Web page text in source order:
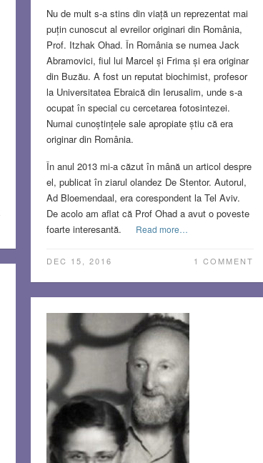
Nu de mult s-a stins din viață un reprezentat mai
puțin cunoscut al evreilor originari din România,
Prof. Itzhak Ohad. În România se numea Jack
Abramovici, fiul lui Marcel și Frima și era originar
din Buzău. A fost un reputat biochimist, profesor
la Universitatea Ebraică din Ierusalim, unde s-a
ocupat în special cu cercetarea fotosintezei.
Numai cunoștințele sale apropiate știu că era
originar din România.
În anul 2013 mi-a căzut în mână un articol despre
el, publicat în ziarul olandez De Stentor. Autorul,
Ad Bloemendaal, era corespondent la Tel Aviv.
De acolo am aflat că Prof Ohad a avut o poveste
foarte interesantă.
Read more…
DEC 15, 2016 1 COMMENT